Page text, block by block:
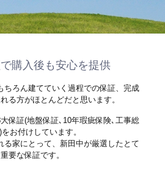
購入後も安心を提供
ちろん建てていく過程での保証、完成
る方がほとんどだと思います。
保証(地盤保証､10年瑕疵保険､工事総
お付けしています。
る家にとって、新田中が厳選したとて
要な保証です。